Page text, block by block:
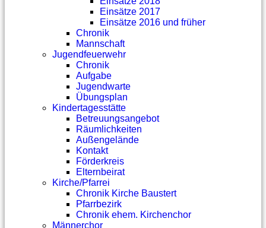
Einsätze 2017
Einsätze 2016 und früher
Chronik
Mannschaft
Jugendfeuerwehr
Chronik
Aufgabe
Jugendwarte
Übungsplan
Kindertagesstätte
Betreuungsangebot
Räumlichkeiten
Außengelände
Kontakt
Förderkreis
Elternbeirat
Kirche/Pfarrei
Chronik Kirche Baustert
Pfarrbezirk
Chronik ehem. Kirchenchor
Männerchor